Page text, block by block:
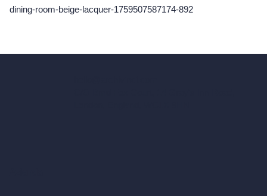
dining-room-beige-lacquer-1759507587174-892